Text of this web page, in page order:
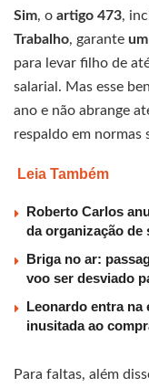
Sim, o artigo 473,
Trabalho, garante
para levar filho de
salarial. Mas esse
ano e não abrange
respaldo em normas
Leia Também
Roberto Carlos
da organização de
Briga no ar:
voo ser desviado
Leonardo entra na
inusitada ao
Para faltas, além